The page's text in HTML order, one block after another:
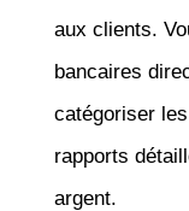
aux clients.
bancaires
catégoriser
rapports
argent.